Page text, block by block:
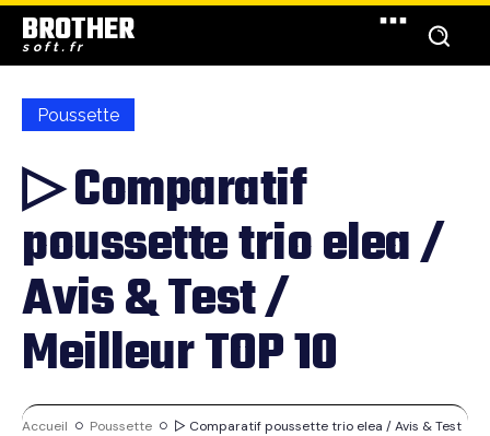
BROTHER
soft.fr
Poussette
▷ Comparatif
poussette trio elea /
Avis & Test /
Meilleur TOP 10
Accueil Poussette
▷ Comparatif poussette trio elea / Avis & Test